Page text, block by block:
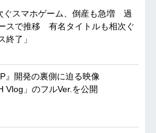
ぐスマホゲーム、倒産も急増 過
スで推移 有名タイトルも相次ぐ
終了」
P』開発の裏側に迫る映像
Vlog」のフルVer.を公開